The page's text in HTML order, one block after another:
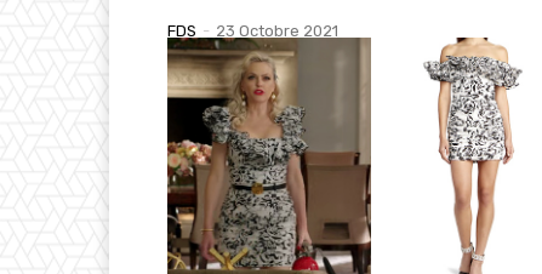
FDS - 23 Octobre 2021